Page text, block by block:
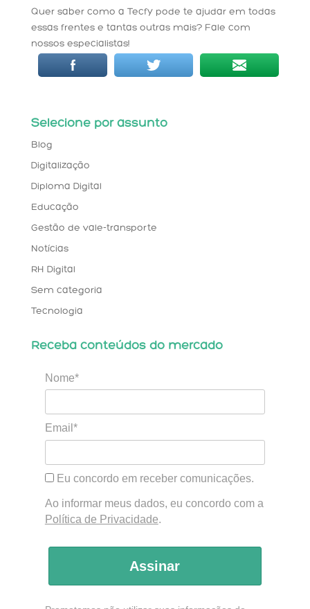
Quer saber como a Tecfy pode te ajudar em todas
essas frentes e tantas outras mais? Fale com
nossos especialistas!
Selecione por assunto
Blog
Digitalização
Diploma Digital
Educação
Gestão de vale-transporte
Notícias
RH Digital
Sem categoria
Tecnologia
Receba conteúdos do mercado
Nome*
Email*
Eu concordo em receber comunicações.
Ao informar meus dados, eu concordo com a
Política de Privacidade.
Assinar